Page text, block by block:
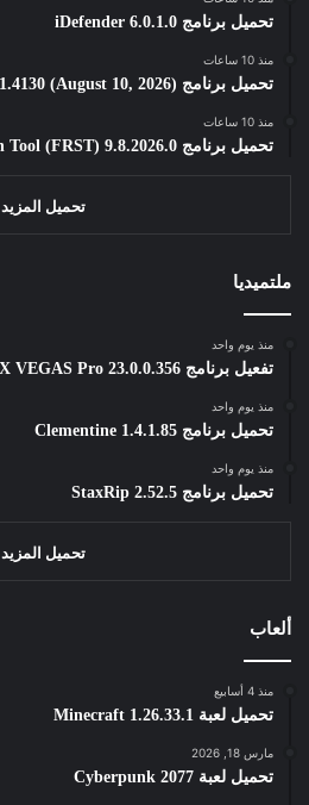
تحميل برنامج iDefender 6.0.1.0
منذ 10 ساعات
تحميل برنامج Dr.Web LiveDisk 9.0.1.4130 (August 10, 2026)
منذ 10 ساعات
تحميل برنامج Farbar Recovery Scan Tool (FRST) 9.8.2026.0
تحميل المزيد
ملتميديا
منذ يوم واحد
تفعيل برنامج MAGIX VEGAS Pro 23.0.0.356
منذ يوم واحد
تحميل برنامج Clementine 1.4.1.85
منذ يوم واحد
تحميل برنامج StaxRip 2.52.5
تحميل المزيد
ألعاب
منذ 4 أسابيع
تحميل لعبة Minecraft 1.26.33.1
مارس 18, 2026
تحميل لعبة Cyberpunk 2077